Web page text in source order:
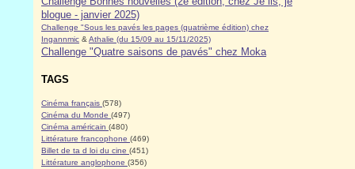
blogue - janvier 2025)
Challenge "Sous les pavés les pages (quatrième édition) chez
Ingannmic & Athalie (du 15/09 au 15/11/2025)
Challenge "Quatre saisons de pavés" chez Moka
TAGS
Cinéma français (578)
Cinéma du Monde (497)
Cinéma américain (480)
Littérature francophone (469)
Billet de ta d loi du cine (451)
Littérature anglophone (356)